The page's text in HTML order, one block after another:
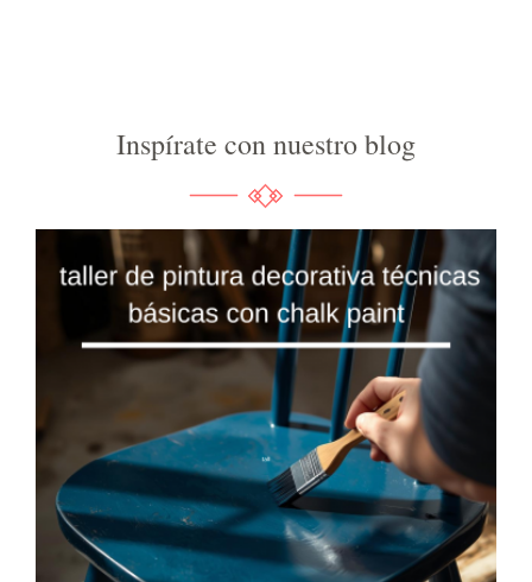
Inspírate con nuestro blog